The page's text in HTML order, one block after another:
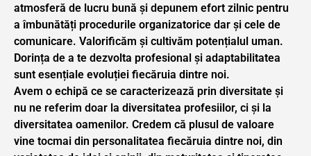
atmosferă de lucru bună și depunem efort zilnic pentru
a îmbunătăți procedurile organizatorice dar și cele de
comunicare. Valorificăm și cultivăm potențialul uman.
Dorința de a te dezvolta profesional și adaptabilitatea
sunt esențiale evoluției fiecăruia dintre noi.
Avem o echipă ce se caracterizează prin diversitate și
nu ne referim doar la diversitatea profesiilor, ci și la
diversitatea oamenilor. Credem că plusul de valoare
vine tocmai din personalitatea fiecăruia dintre noi, din